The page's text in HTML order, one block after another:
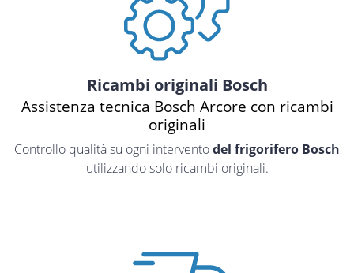
Ricambi originali Bosch
Assistenza tecnica Bosch Arcore con ricambi
originali
Controllo qualità su ogni interventodel frigorifero Bosch
utilizzando solo ricambi originali.